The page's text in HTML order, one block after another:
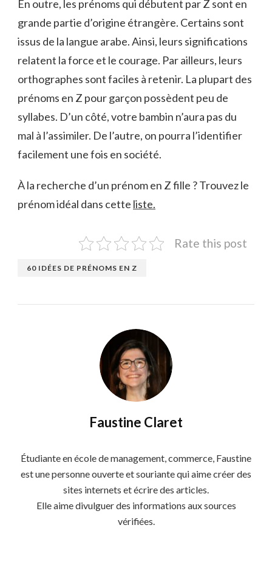
En outre, les prénoms qui débutent par Z sont en
grande partie d’origine étrangère. Certains sont
issus de la langue arabe. Ainsi, leurs significations
relatent la force et le courage. Par ailleurs, leurs
orthographes sont faciles à retenir. La plupart des
prénoms en Z pour garçon possèdent peu de
syllabes. D’un côté, votre bambin n’aura pas du
mal à l’assimiler. De l’autre, on pourra l’identifier
facilement une fois en société.
À la recherche d’un prénom en Z fille ? Trouvez le
prénom idéal dans cette liste.
Rate this post
60 IDÉES DE PRÉNOMS EN Z
Faustine Claret
Étudiante en école de management, commerce, Faustine
est une personne ouverte et souriante qui aime créer des
sites internets et écrire des articles.
Elle aime divulguer des informations aux sources
vérifiées.